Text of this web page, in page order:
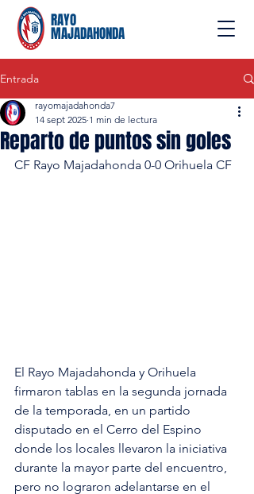
RAYO
MAJADAHONDA
Entrada
Reparto de puntos sin goles
rayomajadahonda7
14 sept 2025 1 min de lectura
CF Rayo Majadahonda 0-0 Orihuela CF
El Rayo Majadahonda y Orihuela
firmaron tablas en la segunda jornada
de la temporada, en un partido
disputado en el Cerro del Espino
donde los locales llevaron la iniciativa
durante la mayor parte del encuentro,
pero no lograron adelantarse en el